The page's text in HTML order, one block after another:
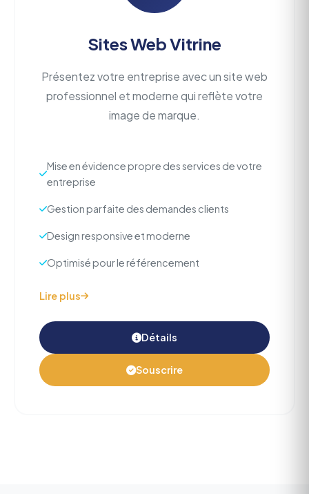
Sites Web Vitrine
Présentez votre entreprise avec un site web
professionnel et moderne qui reflète votre
image de marque.
Mise en évidence propre des services de votre
entreprise
Gestion parfaite des demandes clients
Design responsive et moderne
Optimisé pour le référencement
Lire plus
Détails
Souscrire